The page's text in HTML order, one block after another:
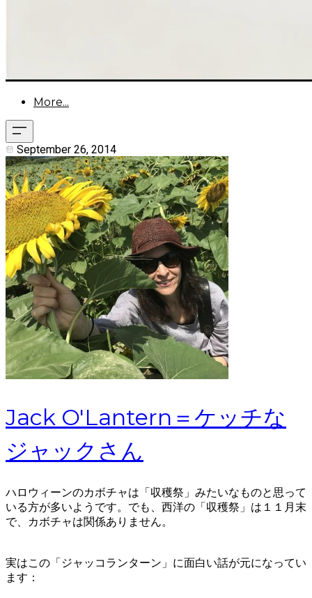
More...
September 26, 2014
Jack O'Lantern＝ケッチな
ジャックさん
ハロウィーンのカボチャは「収穫祭」みたいなものと思って
いる方が多いようです。でも、西洋の「収穫祭」は１１月末
で、カボチャは関係ありません。
実はこの「ジャッコランターン」に面白い話が元になってい
ます：